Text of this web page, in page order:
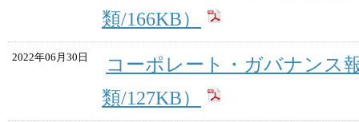
類/166KB）
2022年06月30日
コーポレート・ガバナンス
類/127KB）